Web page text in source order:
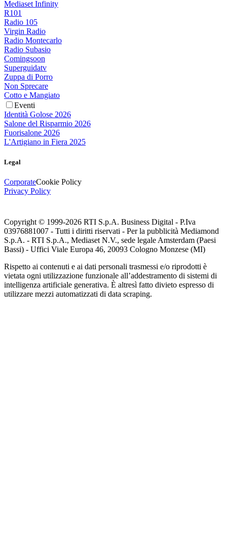
Mediaset Infinity
R101
Radio 105
Virgin Radio
Radio Montecarlo
Radio Subasio
Comingsoon
Superguidatv
Zuppa di Porro
Non Sprecare
Cotto e Mangiato
Eventi
Identità Golose 2026
Salone del Risparmio 2026
Fuorisalone 2026
L'Artigiano in Fiera 2025
Legal
CorporateCookie Policy
Privacy Policy
Copyright © 1999-2026 RTI S.p.A. Business Digital - P.Iva
03976881007 - Tutti i diritti riservati - Per la pubblicità Mediamond
S.p.A. - RTI S.p.A., Mediaset N.V., sede legale Amsterdam (Paesi
Bassi) - Uffici Viale Europa 46, 20093 Cologno Monzese (MI)
Rispetto ai contenuti e ai dati personali trasmessi e/o riprodotti è
vietata ogni utilizzazione funzionale all’addestramento di sistemi di
intelligenza artificiale generativa. È altresì fatto divieto espresso di
utilizzare mezzi automatizzati di data scraping.